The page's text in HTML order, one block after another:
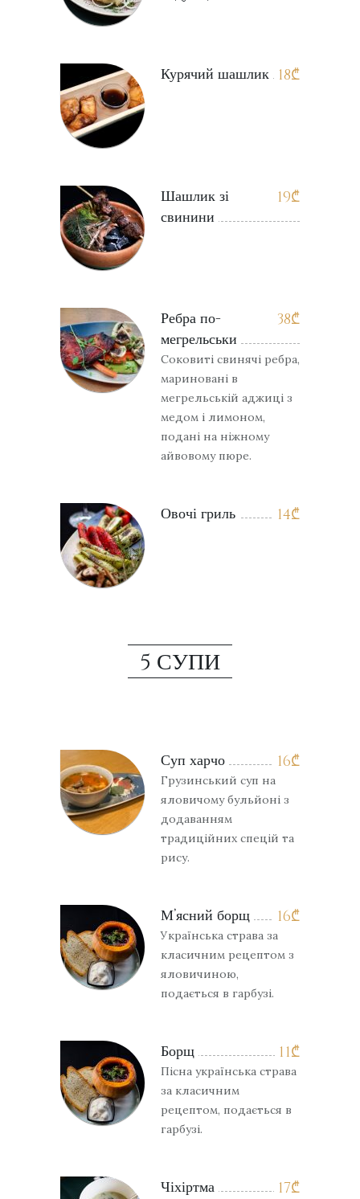
18₾
Курячий шашлик
19₾
Шашлик зі
свинини
38₾
Ребра по-
мегрельськи
Соковиті свинячі ребра,
мариновані в
мегрельській аджиці з
медом і лимоном,
подані на ніжному
айвовому пюре.
14₾
Овочі гриль
5 СУПИ
16₾
Суп харчо
Грузинський суп на
яловичому бульйоні з
додаванням
традиційних спецій та
рису.
16₾
М’ясний борщ
Українська страва за
класичним рецептом з
яловичиною,
подається в гарбузі.
11₾
Борщ
Пісна українська страва
за класичним
рецептом, подається в
гарбузі.
17₾
Чіхіртма